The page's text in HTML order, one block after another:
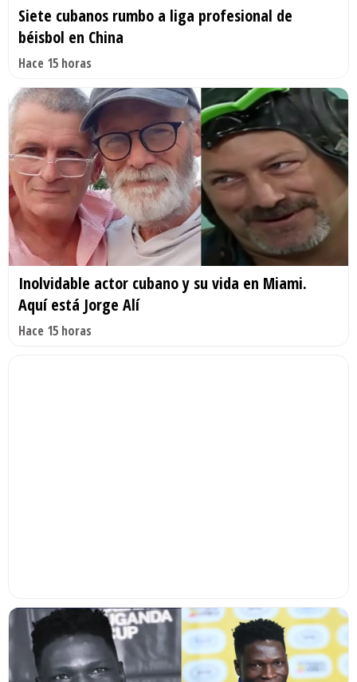
Siete cubanos rumbo a liga profesional de
béisbol en China
Hace 15 horas
Inolvidable actor cubano y su vida en Miami.
Aquí está Jorge Alí
Hace 15 horas